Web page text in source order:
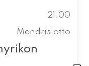
21.00
Mendrisiotto